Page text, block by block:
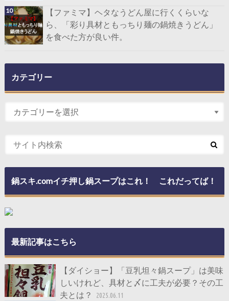
【ファミマ】ヘタなうどん屋に行くくらいな
ら、「彩り具材ともっちり麺の鍋焼きうどん」
を食べた方が良い件。
カテゴリー
鍋スキ.comイチ押し鍋スープはこれ！ これだってば！
最新記事はこちら
【ダイショー】「豆乳坦々鍋スープ」は美味
しいけれど、具材と〆に工夫が必要？その工
夫とは？
2025.06.11